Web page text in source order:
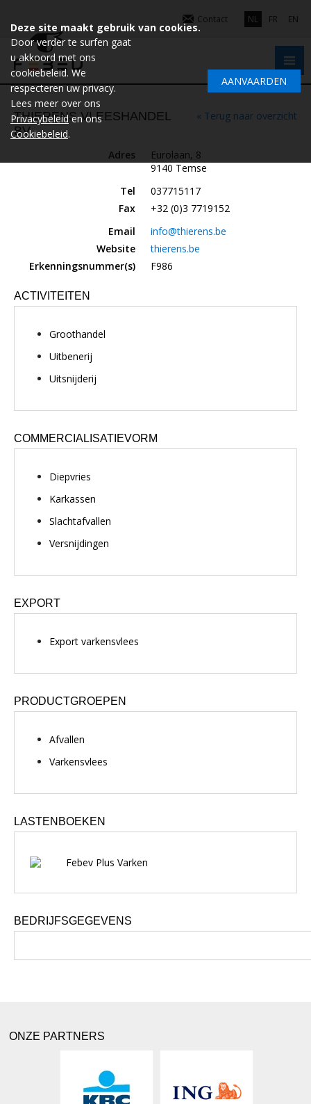
Contact NL FR EN
« Terug naar overzicht
THIERENS VLEESHANDEL
BV
Adres
Eurolaan, 8
9140 Temse
Tel
037715117
Fax
+32 (0)3 7719152
Email
info@thierens.be
Website
thierens.be
Erkenningsnummer(s)
F986
ACTIVITEITEN
Groothandel
Uitbenerij
Uitsnijderij
COMMERCIALISATIEVORM
Diepvries
Karkassen
Slachtafvallen
Versnijdingen
EXPORT
Export varkensvlees
PRODUCTGROEPEN
Afvallen
Varkensvlees
LASTENBOEKEN
Febev Plus Varken
BEDRIJFSGEGEVENS
ONZE PARTNERS
Deze site maakt gebruik van cookies.
Door verder te surfen gaat
u akkoord met ons
cookiebeleid. We
respecteren uw privacy.
Lees meer over ons
Privacybeleiden ons
Cookiebeleid.
AANVAARDEN